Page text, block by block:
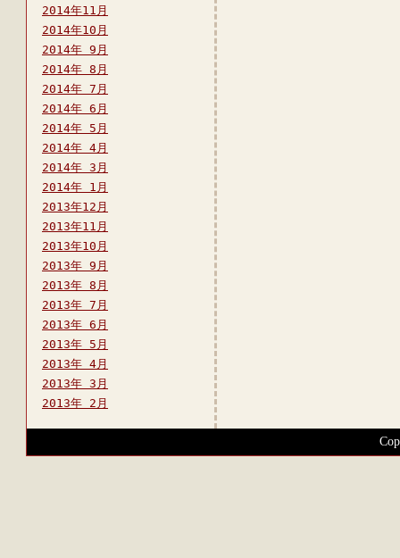
2014年11月
2014年10月
2014年 9月
2014年 8月
2014年 7月
2014年 6月
2014年 5月
2014年 4月
2014年 3月
2014年 1月
2013年12月
2013年11月
2013年10月
2013年 9月
2013年 8月
2013年 7月
2013年 6月
2013年 5月
2013年 4月
2013年 3月
2013年 2月